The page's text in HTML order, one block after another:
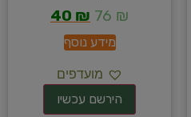
76 ₪
40 ₪
מידע נוסף
מועדפים